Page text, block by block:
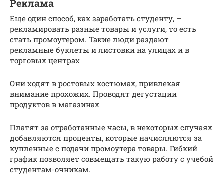
Реклама
Еще один способ, как заработать студенту, –
рекламировать разные товары и услуги, то есть
стать промоутером. Такие люди раздают
рекламные буклеты и листовки на улицах и в
торговых центрах
Они ходят в ростовых костюмах, привлекая
внимание прохожих. Проводят дегустации
продуктов в магазинах
Платят за отработанные часы, в некоторых случаях
добавляются проценты, которые начисляются за
купленные с подачи промоутера товары. Гибкий
график позволяет совмещать такую работу с учебой
студентам-очникам.